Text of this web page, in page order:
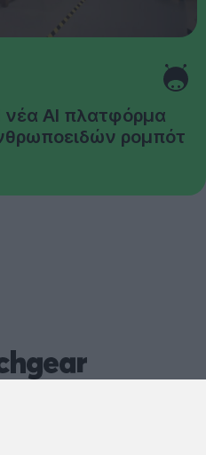
νέα AI πλατφόρμα
ρομπότ